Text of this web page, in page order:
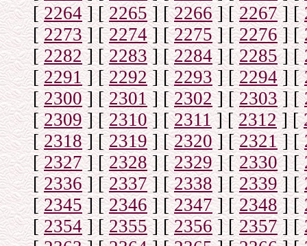
[2264] [2265] [2266] [2267] [
[2273] [2274] [2275] [2276] [
[2282] [2283] [2284] [2285] [
[2291] [2292] [2293] [2294] [
[2300] [2301] [2302] [2303] [
[2309] [2310] [2311] [2312] [
[2318] [2319] [2320] [2321] [
[2327] [2328] [2329] [2330] [
[2336] [2337] [2338 ] [2339] [
[2345] [2346] [2347] [2348] [
[2354] [2355] [2356] [2357] [